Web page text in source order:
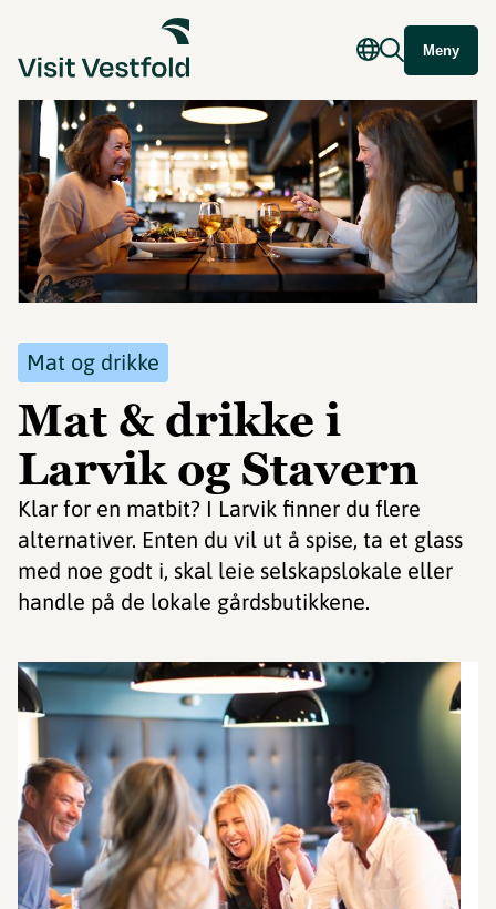
Meny
Mat og drikke
Mat & drikke i
Larvik og Stavern
Klar for en matbit? I Larvik finner du flere
alternativer. Enten du vil ut å spise, ta et glass
med noe godt i, skal leie selskapslokale eller
handle på de lokale gårdsbutikkene.